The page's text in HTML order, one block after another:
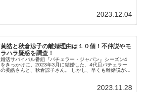
2023.12.04
黄皓と秋倉涼子の離婚理由は１０個！不仲説やモ
ラハラ疑惑を調査！
婚活サバイバル番組『バチェラー・ジャパン』シーズン4
をきっかけに、2023年3月に結婚した、4代目バチェラー
の黄皓さんと、秋倉諒子さん。 しかし、早くも離婚説がさ
2023.11.28